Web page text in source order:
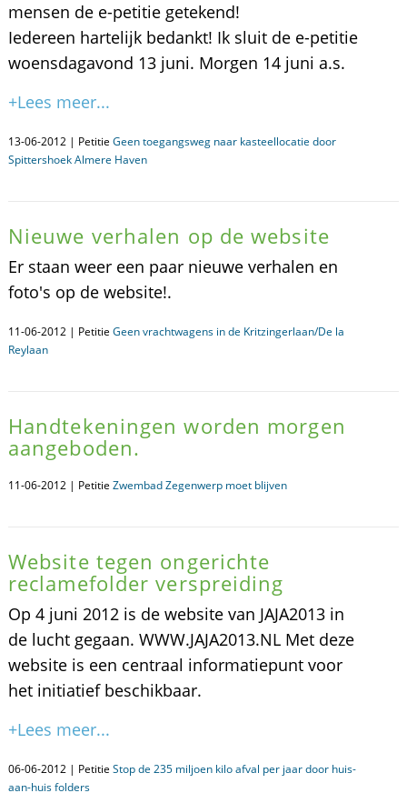
mensen de e-petitie getekend!
Iedereen hartelijk bedankt! Ik sluit de e-petitie
woensdagavond 13 juni. Morgen 14 juni a.s.
+Lees meer...
13-06-2012 | Petitie Geen toegangsweg naar kasteellocatie door
Spittershoek Almere Haven
Nieuwe verhalen op de website
Er staan weer een paar nieuwe verhalen en
foto's op de website!.
11-06-2012 | Petitie Geen vrachtwagens in de Kritzingerlaan/De la
Reylaan
Handtekeningen worden morgen
aangeboden.
11-06-2012 | Petitie Zwembad Zegenwerp moet blijven
Website tegen ongerichte
reclamefolder verspreiding
Op 4 juni 2012 is de website van JAJA2013 in
de lucht gegaan. WWW.JAJA2013.NL Met deze
website is een centraal informatiepunt voor
het initiatief beschikbaar.
+Lees meer...
06-06-2012 | Petitie Stop de 235 miljoen kilo afval per jaar door huis-
aan-huis folders